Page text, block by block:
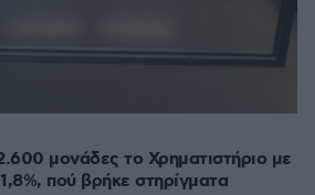
μονάδες το Χρηματιστήριο με
πού βρήκε στηρίγματα